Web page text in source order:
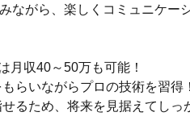
ながら、楽しくコミュニケー
月収40～50万も可能！
らいながらプロの技術を習得！
るため、将来を見据えてしっ